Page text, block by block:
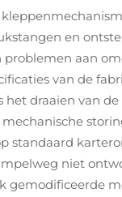
en
aan
van de
draaien van
standaard
niet
gemodificeerde